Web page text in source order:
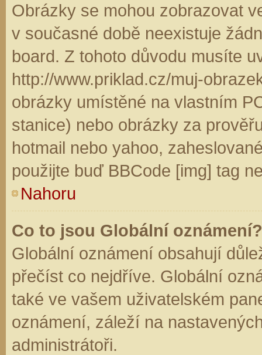
Obrázky se mohou zobrazovat
v současné době neexistuje
board. Z tohoto důvodu musíte
http://www.priklad.cz/muj-
obrázky umístěné na vlastním
stanice) nebo obrázky za
hotmail nebo yahoo,
použijte buď BBCode [img] tag
Nahoru
Co to jsou Globální oznámení?
Globální oznámení obsahují
přečíst co nejdříve. Globální
také ve vašem uživatelském
oznámení, záleží na
administrátoři.